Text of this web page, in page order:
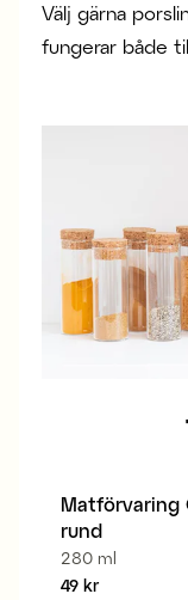
Välj gärna
fungerar både
Matförvaring
rund
280 ml
Pris:
49 kr